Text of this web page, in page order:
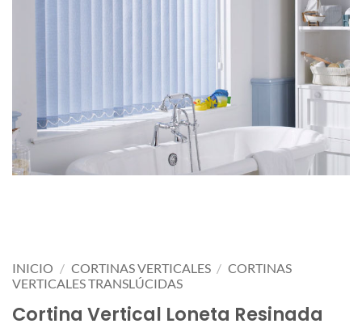
INICIO / CORTINAS VERTICALES / CORTINAS
VERTICALES TRANSLÚCIDAS
Cortina Vertical Loneta Resinada